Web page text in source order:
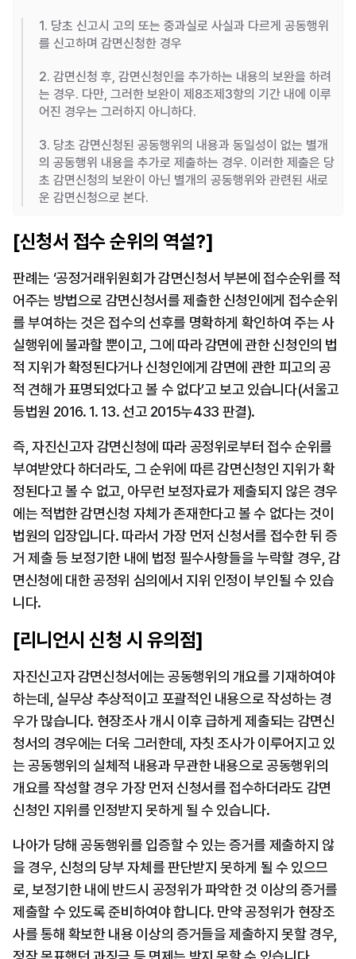
1. 당초 신고시 고의 또는 중과실로 사실과 다르게 공동행위
를 신고하며 감면신청한 경우
2. 감면신청 후, 감면신청인을 추가하는 내용의 보완을 하려
는 경우. 다만, 그러한 보완이 제8조제3항의 기간 내에 이루
어진 경우는 그러하지 아니하다.
3. 당초 감면신청된 공동행위의 내용과 동일성이 없는 별개
의 공동행위 내용을 추가로 제출하는 경우. 이러한 제출은 당
초 감면신청의 보완이 아닌 별개의 공동행위와 관련된 새로
운 감면신청으로 본다.
[신청서 접수 순위의 역설?]
판례는 ‘공정거래위원회가 감면신청서 부본에 접수순위를 적
어주는 방법으로 감면신청서를 제출한 신청인에게 접수순위
를 부여하는 것은 접수의 선후를 명확하게 확인하여 주는 사
실행위에 불과할 뿐이고, 그에 따라 감면에 관한 신청인의 법
적 지위가 확정된다거나 신청인에게 감면에 관한 피고의 공
적 견해가 표명되었다고 볼 수 없다’고 보고 있습니다(서울고
등법원 2016. 1. 13. 선고 2015누433 판결).
즉, 자진신고자 감면신청에 따라 공정위로부터 접수 순위를
부여받았다 하더라도, 그 순위에 따른 감면신청인 지위가 확
정된다고 볼 수 없고, 아무런 보정자료가 제출되지 않은 경우
에는 적법한 감면신청 자체가 존재한다고 볼 수 없다는 것이
법원의 입장입니다. 따라서 가장 먼저 신청서를 접수한 뒤 증
거 제출 등 보정기한 내에 법정 필수사항들을 누락할 경우, 감
면신청에 대한 공정위 심의에서 지위 인정이 부인될 수 있습
니다.
[리니언시 신청 시 유의점]
자진신고자 감면신청서에는 공동행위의 개요를 기재하여야
하는데, 실무상 추상적이고 포괄적인 내용으로 작성하는 경
우가 많습니다. 현장조사 개시 이후 급하게 제출되는 감면신
청서의 경우에는 더욱 그러한데, 자칫 조사가 이루어지고 있
는 공동행위의 실체적 내용과 무관한 내용으로 공동행위의
개요를 작성할 경우 가장 먼저 신청서를 접수하더라도 감면
신청인 지위를 인정받지 못하게 될 수 있습니다.
나아가 당해 공동행위를 입증할 수 있는 증거를 제출하지 않
을 경우, 신청의 당부 자체를 판단받지 못하게 될 수 있으므
로, 보정기한 내에 반드시 공정위가 파악한 것 이상의 증거를
제출할 수 있도록 준비하여야 합니다. 만약 공정위가 현장조
사를 통해 확보한 내용 이상의 증거들을 제출하지 못할 경우,